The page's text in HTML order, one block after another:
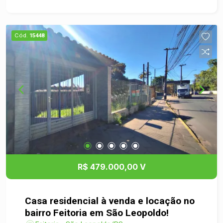
em contato para mais informações e garanta sua
nova casa no bairro Arroio da Manteiga!
Cód. 15448
R$ 479.000,00 V
Casa residencial à venda e locação no
bairro Feitoria em São Leopoldo!